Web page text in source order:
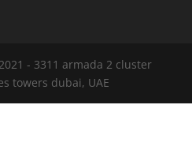
- 3311 armada 2 cluster
towers dubai, UAE